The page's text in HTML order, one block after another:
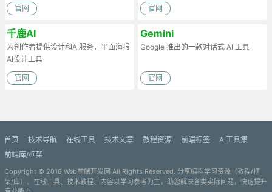
官网 官网
千鹿AI
为创作者提供设计和AI服务，平面海报
AI设计工具
官网
Gemini
Google 推出的一款对话式 AI 工具
官网
首页 技术导航 在线工具 技术文章 教程资源 前端标签
AI工具集
前端库/框架